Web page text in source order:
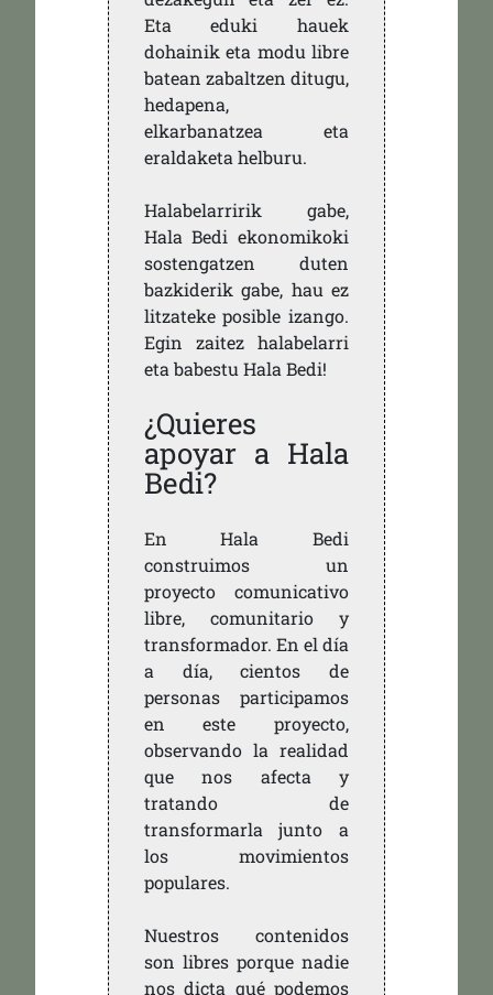
Eta eduki hauek
dohainik eta modu libre
batean zabaltzen ditugu,
hedapena,
elkarbanatzea eta
eraldaketa helburu.
Halabelarririk gabe,
Hala Bedi ekonomikoki
sostengatzen duten
bazkiderik gabe, hau ez
litzateke posible izango.
Egin zaitez halabelarri
eta babestu Hala Bedi!
¿Quieres
apoyar a Hala
Bedi?
En Hala Bedi
construimos un
proyecto comunicativo
libre, comunitario y
transformador. En el día
a día, cientos de
personas participamos
en este proyecto,
observando la realidad
que nos afecta y
tratando de
transformarla junto a
los movimientos
populares.
Nuestros contenidos
son libres porque nadie
nos dicta qué podemos